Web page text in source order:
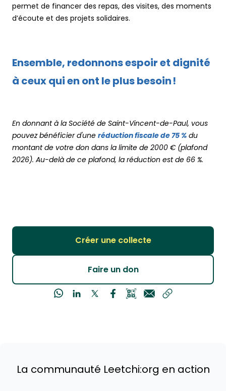
permet de financer des repas, des visites, des moments
d’écoute et des projets solidaires.
Ensemble, redonnons espoir et dignité
à ceux qui en ont le plus besoin !
En donnant à la Société de Saint-Vincent-de-Paul, vous
pouvez bénéficier d'une réduction fiscale de 75 % du
montant de votre don dans la limite de 2000 € (plafond
2026). Au-delà de ce plafond, la réduction est de 66 %.
Créer une collecte
Faire un don
La communauté Leetchi:org en action